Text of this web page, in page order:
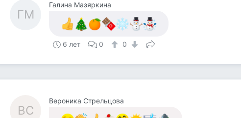
ГМ
Галина Мазяркина
6 лет 0 0
ВС
Вероника Стрельцова